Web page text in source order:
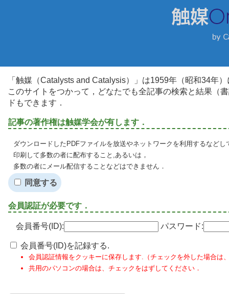
「触媒（Catalysts and Catalysis）」は1959年（昭和34年
このサイトをつかって，どなたでも全記事の検索と結果（
ドもできます．
記事の著作権は触媒学会が有します．
ダウンロードしたPDFファイルを放送やネットワークを利用するなど
印刷して多数の者に配布すること,あるいは，
多数の者にメール配信することなどはできません．
同意する
会員認証が必要です．
会員番号(ID): パスワード:
会員番号(ID)を記録する.
会員認証情報をクッキーに保存します.（チェックを外した場合は
共用のパソコンの場合は、チェックをはずしてください．